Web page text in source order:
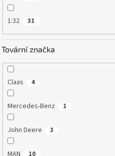
1:32 31
Tovární značka
Claas 4
Mercedes-Benz 1
John Deere 3
MAN 10